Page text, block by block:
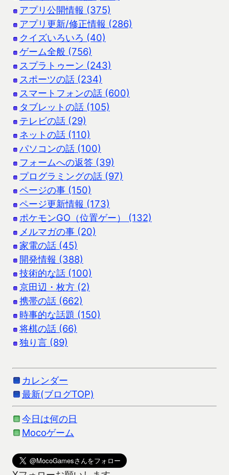
アプリ公開情報 (375)
アプリ更新/修正情報 (286)
クイズいろいろ (40)
ゲーム全般 (756)
スプラトゥーン (243)
スポーツの話 (234)
スマートフォンの話 (600)
タブレットの話 (105)
テレビの話 (29)
ネットの話 (110)
パソコンの話 (100)
フォームへの返答 (39)
プログラミングの話 (97)
ページの事 (150)
ページ更新情報 (173)
ポケモンGO（位置ゲー） (132)
メルマガの事 (20)
家電の話 (45)
開発情報 (388)
技術的な話 (100)
京田辺・枚方 (2)
携帯の話 (662)
時事的な話題 (150)
将棋の話 (66)
独り言 (89)
カレンダー
最新(ブログTOP)
今日は何の日
Mocoゲーム